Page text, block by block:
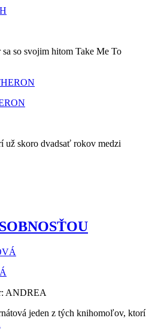
so svojim hitom Take Me To
už skoro dvadsať rokov medzi
ANDREA
jeden z tých knihomoľov, ktorí